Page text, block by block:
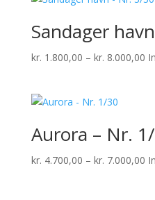
Sandager
kr. 1.800,00 – kr. 8.000,00
Aurora – Nr.
kr. 4.700,00 – kr. 7.000,00